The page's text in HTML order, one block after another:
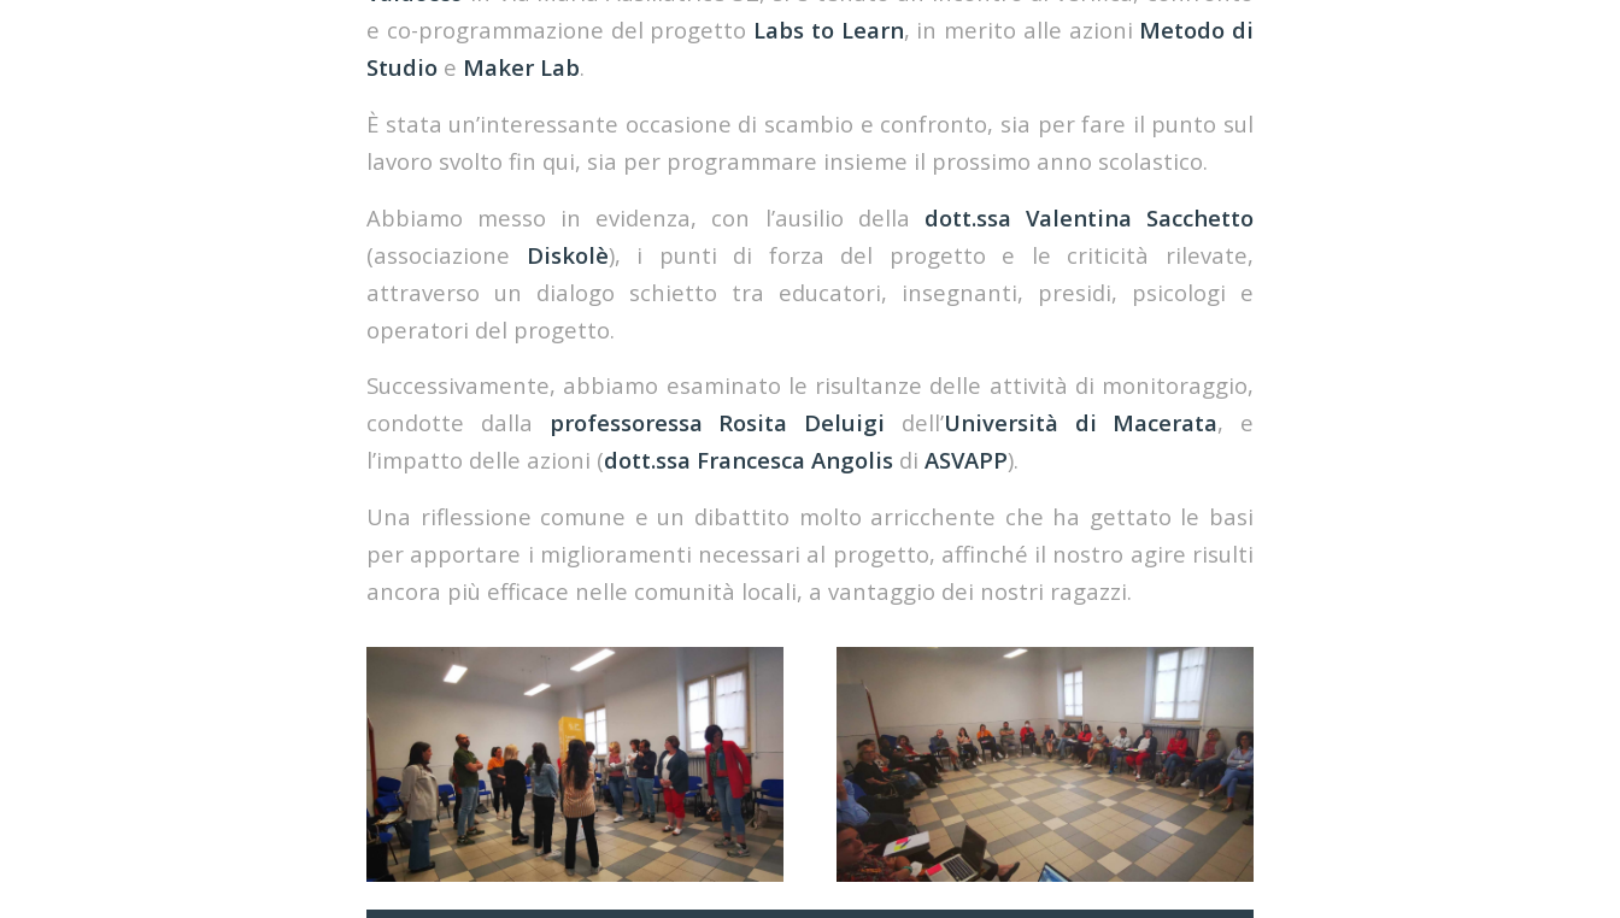
e co-programmazione del progetto Labs to Learn, in merito alle azioni Metodo di
Studio e Maker Lab.
È stata un’interessante occasione di scambio e confronto, sia per fare il punto sul
lavoro svolto fin qui, sia per programmare insieme il prossimo anno scolastico.
Abbiamo messo in evidenza, con l’ausilio della dott.ssa Valentina Sacchetto
(associazione Diskolè), i punti di forza del progetto e le criticità rilevate,
attraverso un dialogo schietto tra educatori, insegnanti, presidi, psicologi e
operatori del progetto.
Successivamente, abbiamo esaminato le risultanze delle attività di monitoraggio,
condotte dalla professoressa Rosita Deluigi dell’Università di Macerata, e
l’impatto delle azioni (dott.ssa Francesca Angolis di ASVAPP).
Una riflessione comune e un dibattito molto arricchente che ha gettato le basi
per apportare i miglioramenti necessari al progetto, affinché il nostro agire risulti
ancora più efficace nelle comunità locali, a vantaggio dei nostri ragazzi.